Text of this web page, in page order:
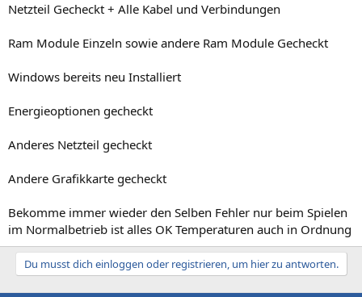
Netzteil Gecheckt + Alle Kabel und Verbindungen
Ram Module Einzeln sowie andere Ram Module Gecheckt
Windows bereits neu Installiert
Energieoptionen gecheckt
Anderes Netzteil gecheckt
Andere Grafikkarte gecheckt
Bekomme immer wieder den Selben Fehler nur beim Spielen
im Normalbetrieb ist alles OK Temperaturen auch in Ordnung
Du musst dich einloggen oder registrieren, um hier zu antworten.